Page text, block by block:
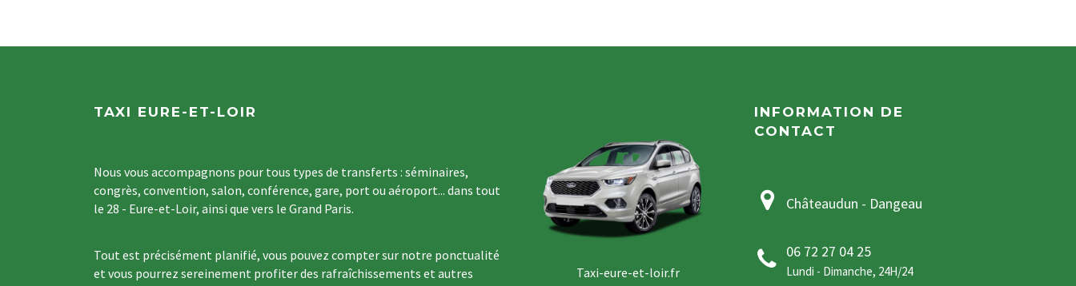
TAXI EURE-ET-LOIR
Nous vous accompagnons pour tous types de transferts : séminaires,
congrès, convention, salon, conférence, gare, port ou aéroport... dans tout
le 28 - Eure-et-Loir, ainsi que vers le Grand Paris.
Tout est précisément planifié, vous pouvez compter sur notre ponctualité
et vous pourrez sereinement profiter des rafraîchissements et autres
Taxi-eure-et-loir.fr
INFORMATION DE
CONTACT
Châteaudun - Dangeau
06 72 27 04 25
Lundi - Dimanche, 24H/24